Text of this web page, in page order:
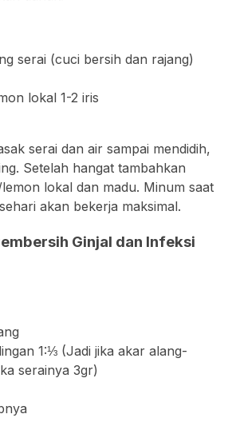
serai (cuci bersih dan rajang)⁣⁣⁣
lokal 1-2 iris⁣⁣⁣
serai dan air sampai mendidih,
Setelah hangat tambahkan
lokal dan madu⁣⁣⁣. Minum saat
akan bekerja maksimal.
Ginjal dan Infeksi
1:⅓ (Jadi jika akar alang-
serainya 3gr)